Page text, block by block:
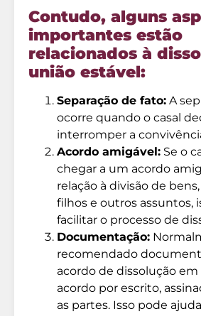
Contudo, alguns
importantes estão
relacionados à
união estável:
Separação de fato: A
ocorre quando o casal
interromper a
Acordo amigável: Se o
chegar a um acordo
relação à divisão de
filhos e outros assuntos,
facilitar o processo de
Documentação:
recomendado
acordo de dissolução
acordo por escrito,
as partes. Isso pode